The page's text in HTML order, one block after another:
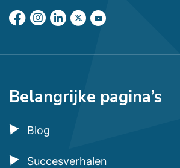
Belangrijke pagina’s
Blog
Succesverhalen